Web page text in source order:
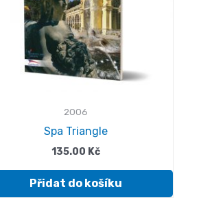
2006
Spa Triangle
135.00 Kč
Přidat do košíku